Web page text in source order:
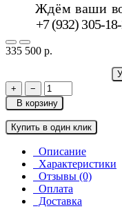
Ждём ваши
+7 (932) 305-
335 500 р.
+
−
В корзину
Купить в один клик
Описание
Характеристики
Отзывы (0)
Оплата
Доставка